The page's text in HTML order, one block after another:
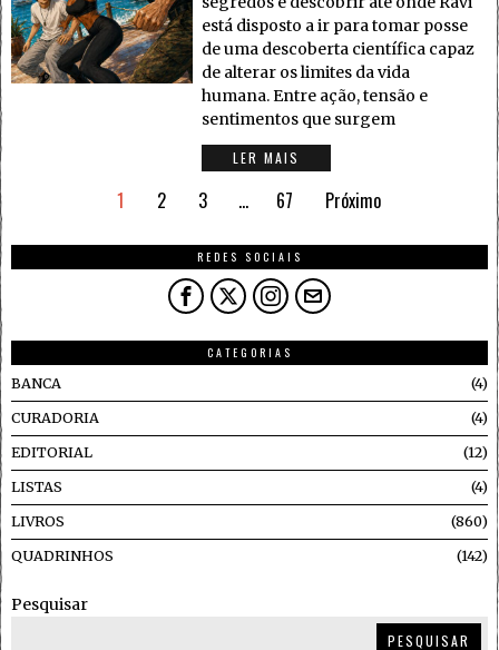
está disposto a ir para tomar posse
de uma descoberta científica capaz
de alterar os limites da vida
humana. Entre ação, tensão e
sentimentos que surgem
LER MAIS
1 2 3 … 67 Próximo
REDES SOCIAIS
CATEGORIAS
BANCA
4
CURADORIA 4
EDITORIAL 12
LISTAS 4
LIVROS 860
QUADRINHOS 142
Pesquisar
PESQUISAR